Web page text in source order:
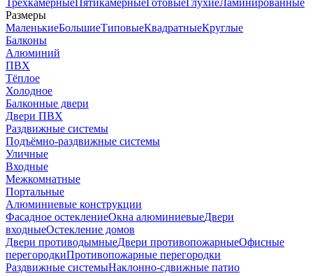
ТрёхкамерныеПятикамерныеГотовыеГлухиеЛаминированные
Размеры
МаленькиеБольшиеТиповыеКвадратныеКруглые
Балконы
Алюминий
ПВХ
Тёплое
Холодное
Балконные двери
Двери ПВХ
Раздвижные системы
Подъёмно-раздвижные системы
Уличные
Входные
Межкомнатные
Портальные
Алюминиевые конструкции
Фасадное остеклениеОкна алюминиевыеДвери
входныеОстекление домов
Двери противодымныеДвери противопожарныеОфисные
перегородкиПротивопожарные перегородки
Раздвижные системыНаклонно-сдвижные патио